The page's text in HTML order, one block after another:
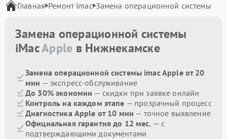
Главная Ремонт imac Замена операционной системы
Замена операционной системы
iMacApple в Нижнекамске
Замена операционной системы imac Apple от 20
мин — экспресс-обслуживание
До 30% экономии — скидки при заявке онлайн
Контроль на каждом этапе — прозрачный процесс
Диагностика Apple от 10 мин — точное выявление
Официальная гарантия до 12 мес. — с
подтверждающими документами